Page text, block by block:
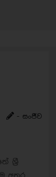
- සංජීව
ශ්‍රී